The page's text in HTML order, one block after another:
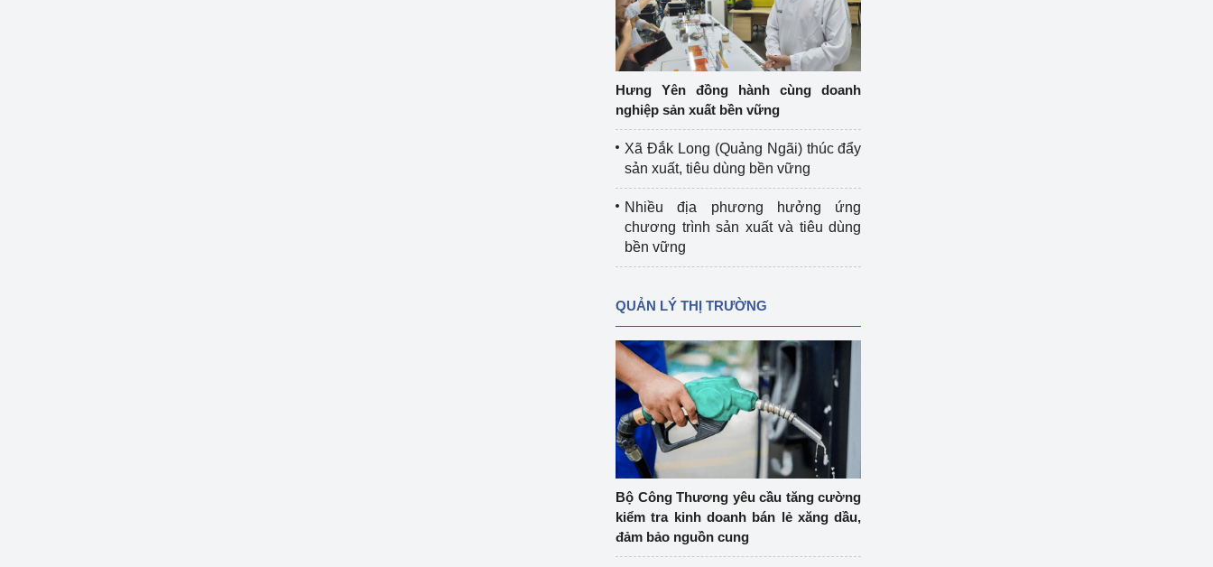
Hưng Yên đồng hành cùng doanh
nghiệp sản xuất bền vững
Xã Đắk Long (Quảng Ngãi) thúc đẩy
sản xuất, tiêu dùng bền vững
Nhiều địa phương hưởng ứng
chương trình sản xuất và tiêu dùng
bền vững
QUẢN LÝ THỊ TRƯỜNG
Bộ Công Thương yêu cầu tăng cường
kiểm tra kinh doanh bán lẻ xăng dầu,
đảm bảo nguồn cung